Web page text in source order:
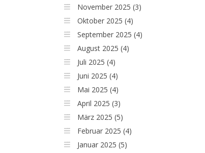
November 2025 (3)
Oktober 2025 (4)
September 2025 (4)
August 2025 (4)
Juli 2025 (4)
Juni 2025 (4)
Mai 2025 (4)
April 2025 (3)
März 2025 (5)
Februar 2025 (4)
Januar 2025 (5)